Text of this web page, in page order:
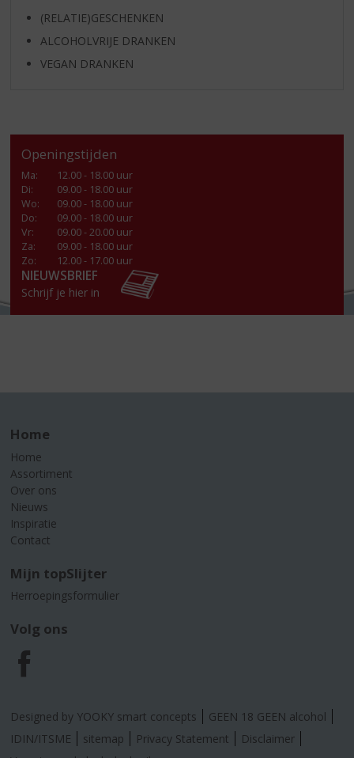
(RELATIE)GESCHENKEN
ALCOHOLVRIJE DRANKEN
VEGAN DRANKEN
Openingstijden
Ma:
12.00 - 18.00 uur
Di:
09.00 - 18.00 uur
Wo:
09.00 - 18.00 uur
Do:
09.00 - 18.00 uur
Vr:
09.00 - 20.00 uur
Za:
09.00 - 18.00 uur
Zo:
12.00 - 17.00 uur
NIEUWSBRIEF
Schrijf je hier in
Home
Home
Assortiment
Over ons
Nieuws
Inspiratie
Contact
Mijn topSlijter
Herroepingsformulier
Volg ons
F
a
c
Designed by YOOKY smart concepts
GEEN 18 GEEN alcohol
IDIN/ITSME
sitemap Privacy Statement
Disclaimer